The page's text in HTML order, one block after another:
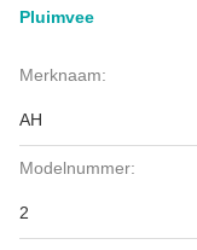
Pluimvee
Merknaam:
AH
Modelnummer:
2